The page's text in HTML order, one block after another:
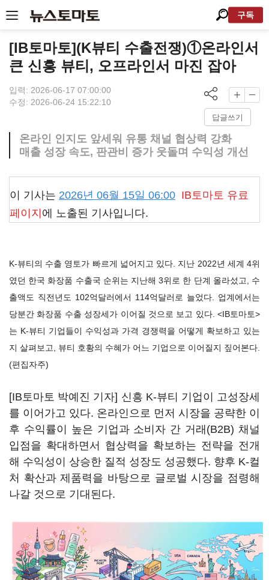
구독
[IB토마토](K뷰티 수출전쟁)①온라인서
큰 신흥 뷰티, 오프라인서 마진 잡아
입력: 2026-06-17 07:00:00
수정: 2026-06-24 15:22:10
답글쓰기
온라인 인지도 앞세워 유통 채널 협상력 강화
매출 성장 속도, 판관비 증가 웃돌며 수익성 개선
이 기사는 2026년 06월 15일 06:00 IB토마토 유료
페이지 에 노출된 기사입니다.
K-뷰티의 수출 영토가 빠르게 넓어지고 있다. 지난 2022년 세계 4위
였던 한국 화장품 수출국 순위는 지난해 3위로 한 단계 올라섰고, 수
출액도 직전년도 102억달러에서 114억달러로 늘었다. 업계에서는
당분간 화장품 수출 성장세가 이어질 것으로 보고 있다. <IB토마토>
는 K-뷰티 기업들이 수익성과 가격 경쟁력을 어떻게 확보하고 있는
지 살펴보고, 뷰티 호황의 수혜가 어느 기업으로 이어질지 짚어본다.
(편집자주)
[IB토마토 박예진 기자] 신흥 K-뷰티 기업이 고성장세
를 이어가고 있다. 온라인으로 먼저 시장을 공략한 이
후 수익률이 높은 기업과 소비자 간 거래(B2B) 채널
입점을 확대하면서 협상력을 확보하는 전략을 전개
해 수익성이 상승한 질적 성장도 성공했다. 향후 K-컬
처 확산과 제품력을 바탕으로 글로벌 시장을 점령해
나갈 것으로 기대된다.